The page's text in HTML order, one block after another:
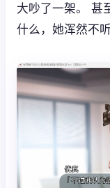
大吵了一架。 甚
什么，她浑然不